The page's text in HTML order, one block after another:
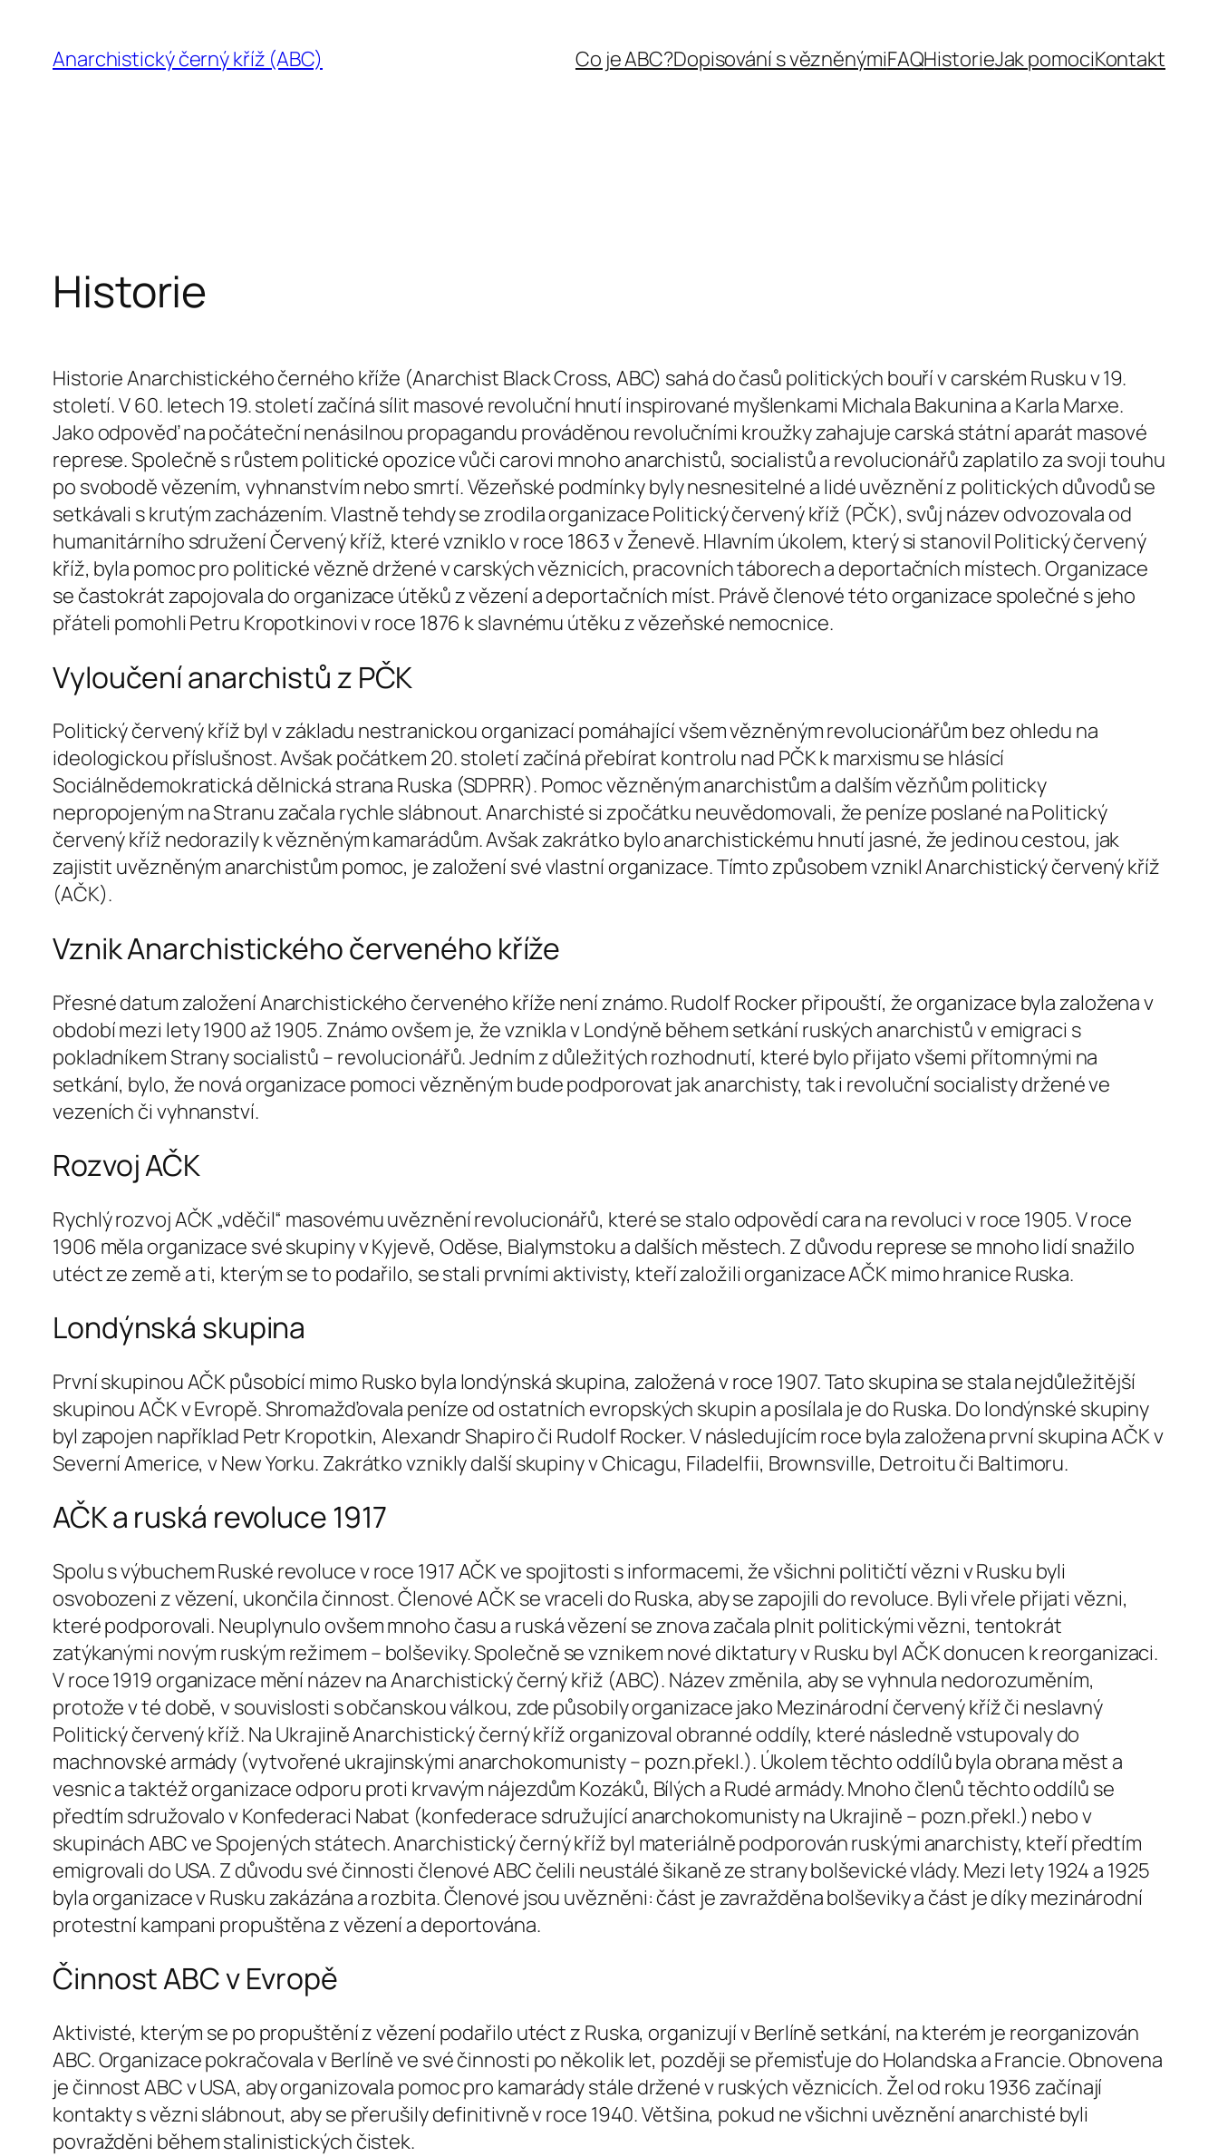
obsah
Anarchistický černý kříž (ABC) Co je ABC?Dopisování s vězněnýmiFAQHistorieJak pomociKontakt
Historie
Historie Anarchistického černého kříže (Anarchist Black Cross, ABC) sahá do časů politických bouří v carském Rusku v 19.
století. V 60. letech 19. století začíná sílit masové revoluční hnutí inspirované myšlenkami Michala Bakunina a Karla Marxe.
Jako odpověď na počáteční nenásilnou propagandu prováděnou revolučními kroužky zahajuje carská státní aparát masové
represe. Společně s růstem politické opozice vůči carovi mnoho anarchistů, socialistů a revolucionářů zaplatilo za svoji touhu
po svobodě vězením, vyhnanstvím nebo smrtí. Vězeňské podmínky byly nesnesitelné a lidé uvěznění z politických důvodů se
setkávali s krutým zacházením. Vlastně tehdy se zrodila organizace Politický červený kříž (PČK), svůj název odvozovala od
humanitárního sdružení Červený kříž, které vzniklo v roce 1863 v Ženevě. Hlavním úkolem, který si stanovil Politický červený
kříž, byla pomoc pro politické vězně držené v carských věznicích, pracovních táborech a deportačních místech. Organizace
se častokrát zapojovala do organizace útěků z vězení a deportačních míst. Právě členové této organizace společné s jeho
přáteli pomohli Petru Kropotkinovi v roce 1876 k slavnému útěku z vězeňské nemocnice.
Vyloučení anarchistů z PČK
Politický červený kříž byl v základu nestranickou organizací pomáhající všem vězněným revolucionářům bez ohledu na
ideologickou příslušnost. Avšak počátkem 20. století začíná přebírat kontrolu nad PČK k marxismu se hlásící
Sociálnědemokratická dělnická strana Ruska (SDPRR). Pomoc vězněným anarchistům a dalším vězňům politicky
nepropojeným na Stranu začala rychle slábnout. Anarchisté si zpočátku neuvědomovali, že peníze poslané na Politický
červený kříž nedorazily k vězněným kamarádům. Avšak zakrátko bylo anarchistickému hnutí jasné, že jedinou cestou, jak
zajistit uvězněným anarchistům pomoc, je založení své vlastní organizace. Tímto způsobem vznikl Anarchistický červený kříž
(AČK).
Vznik Anarchistického červeného kříže
Přesné datum založení Anarchistického červeného kříže není známo. Rudolf Rocker připouští, že organizace byla založena v
období mezi lety 1900 až 1905. Známo ovšem je, že vznikla v Londýně během setkání ruských anarchistů v emigraci s
pokladníkem Strany socialistů – revolucionářů. Jedním z důležitých rozhodnutí, které bylo přijato všemi přítomnými na
setkání, bylo, že nová organizace pomoci vězněným bude podporovat jak anarchisty, tak i revoluční socialisty držené ve
vezeních či vyhnanství.
Rozvoj AČK
Rychlý rozvoj AČK „vděčil“ masovému uvěznění revolucionářů, které se stalo odpovědí cara na revoluci v roce 1905. V roce
1906 měla organizace své skupiny v Kyjevě, Oděse, Bialymstoku a dalších městech. Z důvodu represe se mnoho lidí snažilo
utéct ze země a ti, kterým se to podařilo, se stali prvními aktivisty, kteří založili organizace AČK mimo hranice Ruska.
Londýnská skupina
První skupinou AČK působící mimo Rusko byla londýnská skupina, založená v roce 1907. Tato skupina se stala nejdůležitější
skupinou AČK v Evropě. Shromažďovala peníze od ostatních evropských skupin a posílala je do Ruska. Do londýnské skupiny
byl zapojen například Petr Kropotkin, Alexandr Shapiro či Rudolf Rocker. V následujícím roce byla založena první skupina AČK v
Severní Americe, v New Yorku. Zakrátko vznikly další skupiny v Chicagu, Filadelfii, Brownsville, Detroitu či Baltimoru.
AČK a ruská revoluce 1917
Spolu s výbuchem Ruské revoluce v roce 1917 AČK ve spojitosti s informacemi, že všichni političtí vězni v Rusku byli
osvobozeni z vězení, ukončila činnost. Členové AČK se vraceli do Ruska, aby se zapojili do revoluce. Byli vřele přijati vězni,
které podporovali. Neuplynulo ovšem mnoho času a ruská vězení se znova začala plnit politickými vězni, tentokrát
zatýkanými novým ruským režimem – bolševiky. Společně se vznikem nové diktatury v Rusku byl AČK donucen k reorganizaci.
V roce 1919 organizace mění název na Anarchistický černý křiž (ABC). Název změnila, aby se vyhnula nedorozuměním,
protože v té době, v souvislosti s občanskou válkou, zde působily organizace jako Mezinárodní červený kříž či neslavný
Politický červený kříž. Na Ukrajině Anarchistický černý kříž organizoval obranné oddíly, které následně vstupovaly do
machnovské armády (vytvořené ukrajinskými anarchokomunisty – pozn.překl.). Úkolem těchto oddílů byla obrana měst a
vesnic a taktéž organizace odporu proti krvavým nájezdům Kozáků, Bílých a Rudé armády. Mnoho členů těchto oddílů se
předtím sdružovalo v Konfederaci Nabat (konfederace sdružující anarchokomunisty na Ukrajině – pozn.překl.) nebo v
skupinách ABC ve Spojených státech. Anarchistický černý kříž byl materiálně podporován ruskými anarchisty, kteří předtím
emigrovali do USA. Z důvodu své činnosti členové ABC čelili neustálé šikaně ze strany bolševické vlády. Mezi lety 1924 a 1925
byla organizace v Rusku zakázána a rozbita. Členové jsou uvězněni: část je zavražděna bolševiky a část je díky mezinárodní
protestní kampani propuštěna z vězení a deportována.
Činnost ABC v Evropě
Aktivisté, kterým se po propuštění z vězení podařilo utéct z Ruska, organizují v Berlíně setkání, na kterém je reorganizován
ABC. Organizace pokračovala v Berlíně ve své činnosti po několik let, později se přemisťuje do Holandska a Francie. Obnovena
je činnost ABC v USA, aby organizovala pomoc pro kamarády stále držené v ruských věznicích. Žel od roku 1936 začínají
kontakty s vězni slábnout, aby se přerušily definitivně v roce 1940. Většina, pokud ne všichni uvěznění anarchisté byli
povražděni během stalinistických čistek.